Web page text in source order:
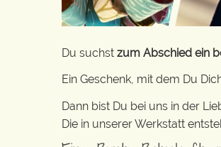
Du suchst zum Abschied ein
Ein Geschenk, mit dem Du
Dann bist Du bei uns in der
Die in unserer Werkstatt